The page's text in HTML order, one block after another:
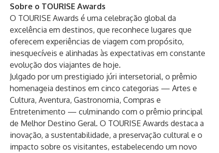
Sobre o TOURISE Awards
O TOURISE Awards é uma celebração global da
excelência em destinos, que reconhece lugares que
oferecem experiências de viagem com propósito,
inesquecíveis e alinhadas às expectativas em constante
evolução dos viajantes de hoje.
Julgado por um prestigiado júri intersetorial, o prêmio
homenageia destinos em cinco categorias — Artes e
Cultura, Aventura, Gastronomia, Compras e
Entretenimento — culminando com o prêmio principal
de Melhor Destino Geral. O TOURISE Awards destaca a
inovação, a sustentabilidade, a preservação cultural e o
impacto sobre os visitantes, estabelecendo um novo